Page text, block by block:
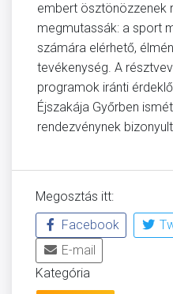
embert ösztönözzenek
megmutassák: a sport
számára elérhető,
tevékenység. A
programok iránti
Éjszakája Győrben
rendezvénynek
Megosztás itt:
Facebook
E-mail
Kategória